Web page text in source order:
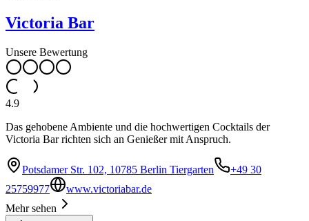
Victoria Bar
Unsere Bewertung
4.9
Das gehobene Ambiente und die hochwertigen Cocktails der
Victoria Bar richten sich an Genießer mit Anspruch.
Potsdamer Str. 102, 10785 Berlin Tiergarten
+49 30
25759977
www.victoriabar.de
Mehr sehen